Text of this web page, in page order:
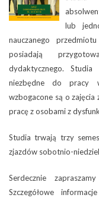
lub
nauczanego
posiadają
dydaktycznego.
niezbędne do pracy
wzbogacone są o
pracę z osobami z
Studia trwają trzy
zjazdów sobotnio-
Serdecznie
Szczegółowe